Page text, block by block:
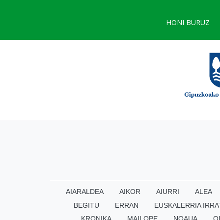
HONI BURUZ
AIARALDEA AIKOR AIURRI ALEA
BEGITU
ERRAN EUSKALERRIA